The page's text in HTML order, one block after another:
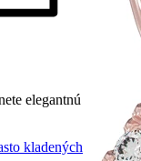
elegantnú
kladených